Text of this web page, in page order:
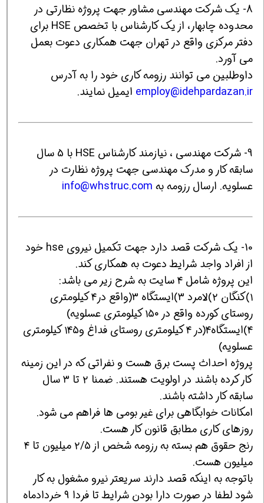
8- یک شرکت مهندسی مشاور جهت پروژه نظارتی در
محدوده چابهار، از یک کارشناس با تخصص HSE برای
دفتر مرکزی واقع در تهران جهت همکاری دعوت بعمل
می آورد.
داوطلبین می توانند رزومه کاری خود را به آدرس
employ@idehpardazan.ir ایمیل نمایند.
9- شرکت مهندسی ، نیازمند کارشناس HSE با 5 سال
سابقه کار و مدرک مهندسی جهت پروژه نظارت در
عسلویه. ارسال رزومه به info@whstruc.com
10- یک شرکت قصد دارد جهت تکمیل نیروی hse خود
از افراد واجد شرایط دعوت به همکاری کند.
این پروژه شامل ۴ سایت به شرح زیر می باشد:
۱)کنگان ۲)لامرد ۳)ایستگاه ۳(واقع در۴ کیلومتری
روستای کورده واقع در ۱۵۰ کیلومتری عسلویه)
۴)ایستگاه۴(در ۴ کیلومتری روستای فداغ و۱۴۵ کیلومتری
عسلویه)
پروژه احداث پست برق هست و نفراتی که در این زمینه
کار کرده باشند در اولویت هستند. ضمنا ۲ تا ۳ سال
سابقه کار داشته باشند.
امکانات خوابگاهی برای غیر بومی ها فراهم می شود.
روزهای کاری مطابق قانون کار هست.
رنج حقوق هم بسته به رزومه شخص از ۲/۵ میلیون تا ۴
میلیون هست.
باتوجه به اینکه قصد دارند سریعتر نیرو مشغول به کار
شود لطفا در صورت دارا بودن شرایط تا فردا ۹ خردادماه